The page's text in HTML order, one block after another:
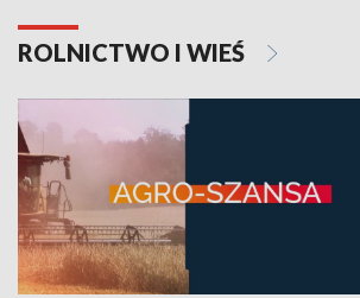
ROLNICTWO I WIEŚ